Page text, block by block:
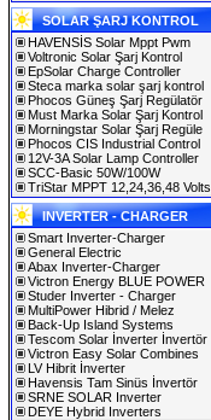
SOLAR ŞARJ KONTROL
HAVENSİS Solar Mppt Pwm
Voltronic Solar Şarj Kontrol
EpSolar Charge Controller
Steca marka solar şarj kontrol
Phocos Güneş Şarj Regülatör
Must Marka Solar Şarj Kontrol
Morningstar Solar Şarj Regüle
Phocos CIS Industrial Control
12V-3A Solar Lamp Controller
SCC-Basic 50W/100W
TriStar MPPT 12,24,36,48 Volts
INVERTER - CHARGER
Smart Inverter-Charger
General Electric
Abax Inverter-Charger
Victron Energy BLUE POWER
Studer Inverter - Charger
MultiPower Hibrid / Melez
Back-Up Island Systems
Tescom Solar İnverter İnvertör
Victron Easy Solar Combines
LV Hibrit İnverter
Havensis Tam Sinüs İnvertör
SRNE SOLAR Inverter
DEYE Hybrid Inverters